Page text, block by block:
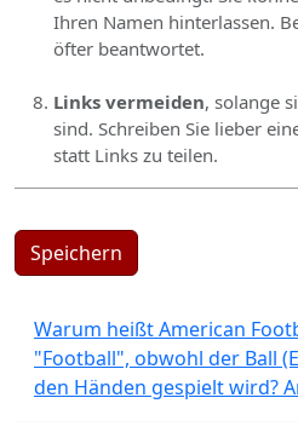
Ihren Namen hinterlassen.
öfter beantwortet.
Links vermeiden, solange
sind. Schreiben Sie lieber
statt Links zu teilen.
Speichern
Warum heißt American
"Football", obwohl der Ball
den Händen gespielt wird?